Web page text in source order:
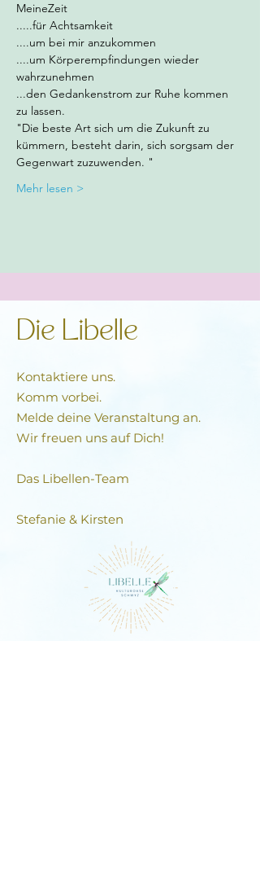
MeineZeit
.....für Achtsamkeit
....um bei mir anzukommen
....um Körperempfindungen wieder
wahrzunehmen
...den Gedankenstrom zur Ruhe kommen
zu lassen.
"Die beste Art sich um die Zukunft zu
kümmern, besteht darin, sich sorgsam der
Gegenwart zuzuwenden. "
Mehr lesen >
Die Libelle
Kontaktiere uns.
Komm vorbei.
Melde deine Veranstaltung an.
Wir freuen uns auf Dich!
Das Libellen-Team​
Stefanie & Kirsten